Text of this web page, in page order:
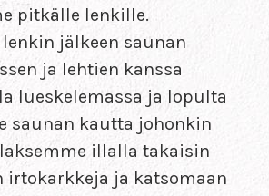
pitkälle lenkille.
jälkeen saunan
ja lehtien kanssa
lueskelemassa ja lopulta
saunan kautta johonkin
illalla takaisin
irtokarkkeja ja katsomaan